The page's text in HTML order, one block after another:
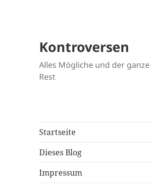
Kontroversen
Alles Mögliche und der ganze
Rest
Startseite
Dieses Blog
Impressum